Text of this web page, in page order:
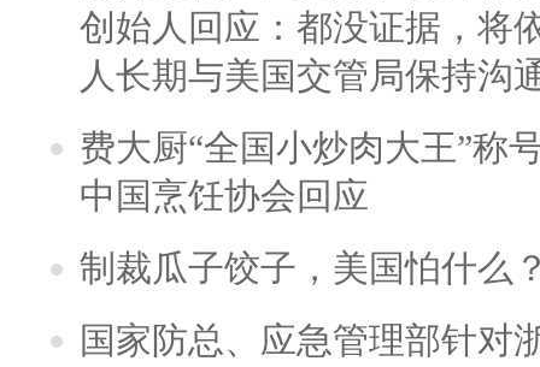
创始人回应：都没证据，将
人长期与美国交管局保持沟
费大厨“全国小炒肉大王”称
中国烹饪协会回应
制裁瓜子饺子，美国怕什么
国家防总、应急管理部针对